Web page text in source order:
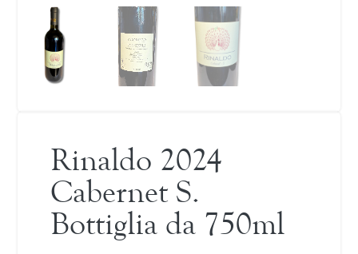
Rinaldo 2024
Cabernet S.
Bottiglia da 750ml